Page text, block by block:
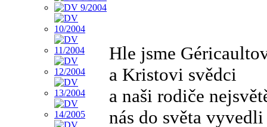
Hle jsme
a Kristovi svědci
a naši rodiče
nás do světa